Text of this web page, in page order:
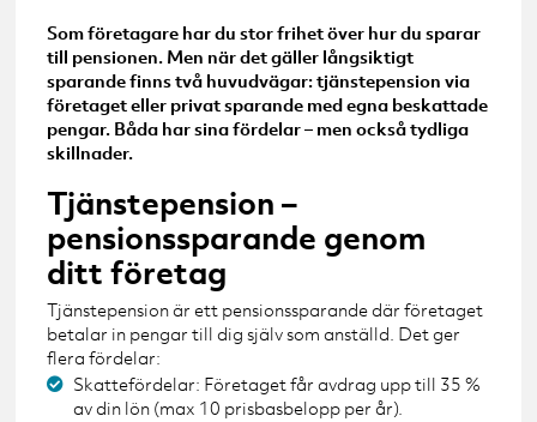
Som företagare har du stor frihet över hur du sparar
till pensionen. Men när det gäller långsiktigt
sparande finns två huvudvägar: tjänstepension via
företaget eller privat sparande med egna beskattade
pengar. Båda har sina fördelar – men också tydliga
skillnader.
Tjänstepension –
pensionssparande genom
ditt företag
Tjänstepension är ett pensionssparande där företaget
betalar in pengar till dig själv som anställd. Det ger
flera fördelar:
Skattefördelar: Företaget får avdrag upp till 35 %
av din lön (max 10 prisbasbelopp per år).